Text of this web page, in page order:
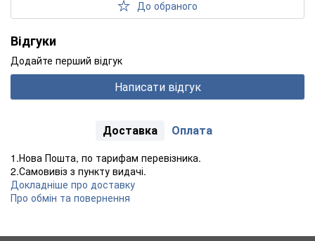
До обраного
Відгуки
Додайте перший відгук
Написати відгук
Доставка Оплата
1.Нова Пошта, по тарифам перевізника.
2.Самовивіз з пункту видачі.
Докладніше про доставку
Про обмін та повернення